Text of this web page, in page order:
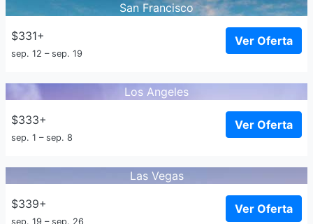
San Francisco
$331+
sep. 12 – sep. 19
Ver Oferta
Los Angeles
$333+
sep. 1 – sep. 8
Ver Oferta
Las Vegas
$339+
sep. 19 – sep. 26
Ver Oferta